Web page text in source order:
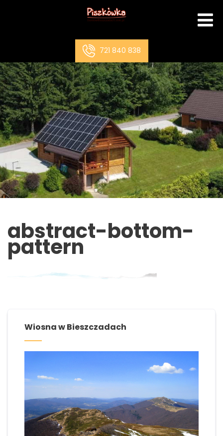
721 840 838
abstract-bottom-
pattern
Wiosna w Bieszczadach